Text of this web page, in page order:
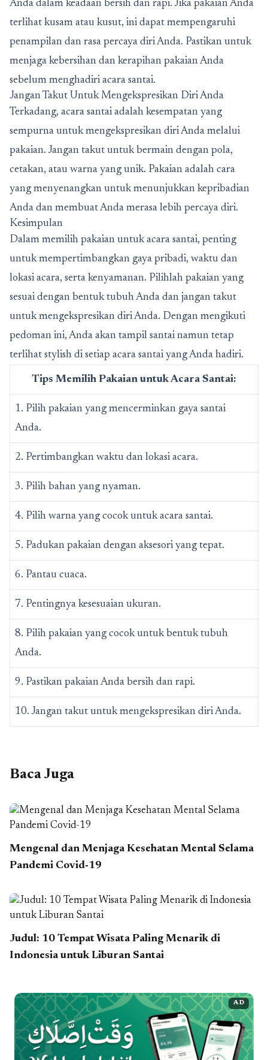
Anda dalam keadaan bersih dan rapi. Jika pakaian Anda
terlihat kusam atau kusut, ini dapat mempengaruhi
penampilan dan rasa percaya diri Anda. Pastikan untuk
menjaga kebersihan dan kerapihan pakaian Anda
sebelum menghadiri acara santai.
Jangan Takut Untuk Mengekspresikan Diri Anda
Terkadang, acara santai adalah kesempatan yang
sempurna untuk mengekspresikan diri Anda melalui
pakaian. Jangan takut untuk bermain dengan pola,
cetakan, atau warna yang unik. Pakaian adalah cara
yang menyenangkan untuk menunjukkan kepribadian
Anda dan membuat Anda merasa lebih percaya diri.
Kesimpulan
Dalam memilih pakaian untuk acara santai, penting
untuk mempertimbangkan gaya pribadi, waktu dan
lokasi acara, serta kenyamanan. Pilihlah pakaian yang
sesuai dengan bentuk tubuh Anda dan jangan takut
untuk mengekspresikan diri Anda. Dengan mengikuti
pedoman ini, Anda akan tampil santai namun tetap
terlihat stylish di setiap acara santai yang Anda hadiri.
Tips Memilih Pakaian untuk Acara Santai:
1. Pilih pakaian yang mencerminkan gaya santai
Anda.
2. Pertimbangkan waktu dan lokasi acara.
3. Pilih bahan yang nyaman.
4. Pilih warna yang cocok untuk acara santai.
5. Padukan pakaian dengan aksesori yang tepat.
6. Pantau cuaca.
7. Pentingnya kesesuaian ukuran.
8. Pilih pakaian yang cocok untuk bentuk tubuh
Anda.
9. Pastikan pakaian Anda bersih dan rapi.
10. Jangan takut untuk mengekspresikan diri Anda.
Baca Juga
Mengenal dan Menjaga Kesehatan Mental Selama
Pandemi Covid-19
Judul: 10 Tempat Wisata Paling Menarik di
Indonesia untuk Liburan Santai
AD